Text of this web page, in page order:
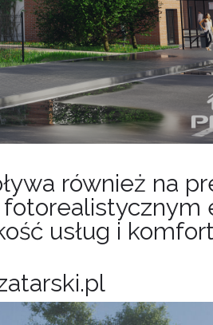
również na
usług i